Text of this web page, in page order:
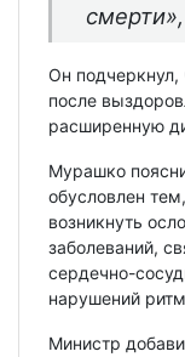
Он подчеркнул,
после
расширенную
Мурашко
обусловлен
возникнуть
заболеваний,
сердечно-
нарушений
Министр